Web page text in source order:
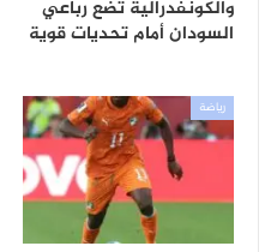
والكونفدرالية تضع رباعي
السودان أمام تحديات قوية
رياضة